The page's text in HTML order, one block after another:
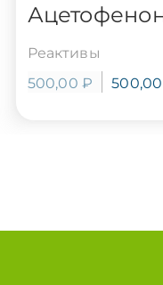
Реактивы
500,00 ₽ 500,00